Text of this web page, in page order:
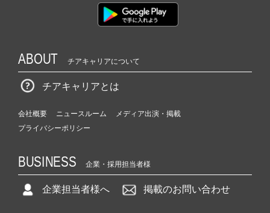
ABOUT チアキャリアについて
チアキャリアとは
会社概要 ニュースルーム
メディア出演・掲載
プライバシーポリシー
BUSINESS 企業・採用担当者様
企業担当者様へ 掲載のお問い合わせ